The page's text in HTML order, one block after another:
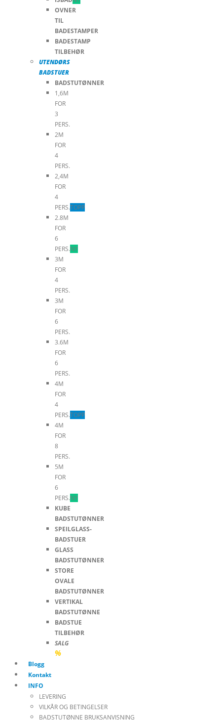
OVNER
TIL
BADESTAMPER
BADESTAMP
TILBEHØR
UTENDØRS
BADSTUER
BADSTUTØNNER
1,6M
FOR
3
PERS.
2M
FOR
4
PERS.
2,4M
FOR
4
PERS.TOPP
2.8M
FOR
6
PERS.NY
3M
FOR
4
PERS.
3M
FOR
6
PERS.
3.6M
FOR
6
PERS.
4M
FOR
4
PERS.TOPP
4M
FOR
8
PERS.
5M
FOR
6
PERS.NY
KUBE
BADSTUTØNNER
SPEILGLASS-
BADSTUER
GLASS
BADSTUTØNNER
STORE
OVALE
BADSTUTØNNER
VERTIKAL
BADSTUTØNNE
BADSTUE
TILBEHØR
SALG
%
Blogg
Kontakt
INFO
LEVERING
VILKÅR OG BETINGELSER
BADSTUTØNNE BRUKSANVISNING